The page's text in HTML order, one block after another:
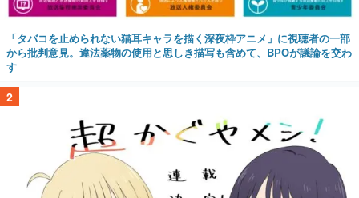
「タバコを止められない猫耳キャラを描く深夜枠アニメ」に視聴者の一部
から批判意見。違法薬物の使用と思しき描写も含めて、BPOが議論を交わ
す
2